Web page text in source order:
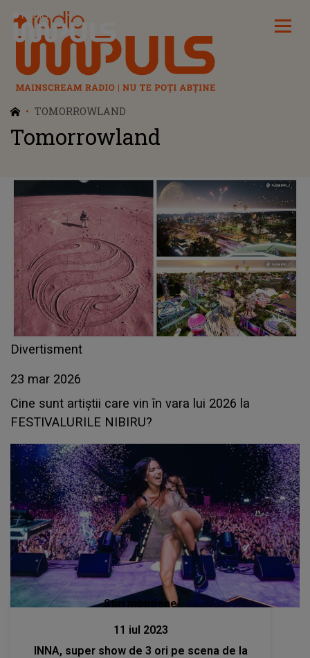
Radio Impuls
TOMORROWLAND
Tomorrowland
Divertisment
23 mar 2026
Cine sunt artiștii care vin în vara lui 2026 la
FESTIVALURILE NIBIRU?
Stiri mondene
11 iul 2023
INNA, super show de 3 ori pe scena de la